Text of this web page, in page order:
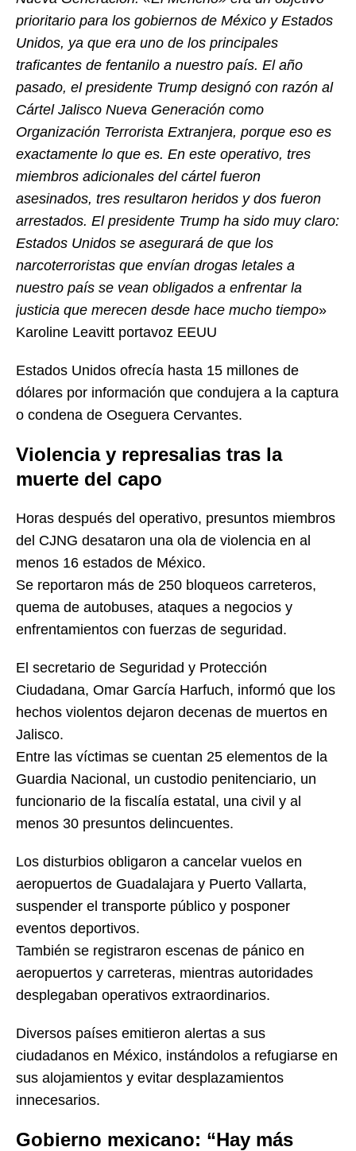
prioritario para los gobiernos de México y Estados
Unidos, ya que era uno de los principales
traficantes de fentanilo a nuestro país. El año
pasado, el presidente Trump designó con razón al
Cártel Jalisco Nueva Generación como
Organización Terrorista Extranjera, porque eso es
exactamente lo que es. En este operativo, tres
miembros adicionales del cártel fueron
asesinados, tres resultaron heridos y dos fueron
arrestados. El presidente Trump ha sido muy claro:
Estados Unidos se asegurará de que los
narcoterroristas que envían drogas letales a
nuestro país se vean obligados a enfrentar la
justicia que merecen desde hace mucho tiempo»
Karoline Leavitt portavoz EEUU
Estados Unidos ofrecía hasta 15 millones de
dólares por información que condujera a la captura
o condena de Oseguera Cervantes.
Violencia y represalias tras la
muerte del capo
Horas después del operativo, presuntos miembros
del CJNG desataron una ola de violencia en al
menos 16 estados de México.
Se reportaron más de 250 bloqueos carreteros,
quema de autobuses, ataques a negocios y
enfrentamientos con fuerzas de seguridad.
El secretario de Seguridad y Protección
Ciudadana, Omar García Harfuch, informó que los
hechos violentos dejaron decenas de muertos en
Jalisco.
Entre las víctimas se cuentan 25 elementos de la
Guardia Nacional, un custodio penitenciario, un
funcionario de la fiscalía estatal, una civil y al
menos 30 presuntos delincuentes.
Los disturbios obligaron a cancelar vuelos en
aeropuertos de Guadalajara y Puerto Vallarta,
suspender el transporte público y posponer
eventos deportivos.
También se registraron escenas de pánico en
aeropuertos y carreteras, mientras autoridades
desplegaban operativos extraordinarios.
Diversos países emitieron alertas a sus
ciudadanos en México, instándolos a refugiarse en
sus alojamientos y evitar desplazamientos
innecesarios.
Gobierno mexicano: “Hay más